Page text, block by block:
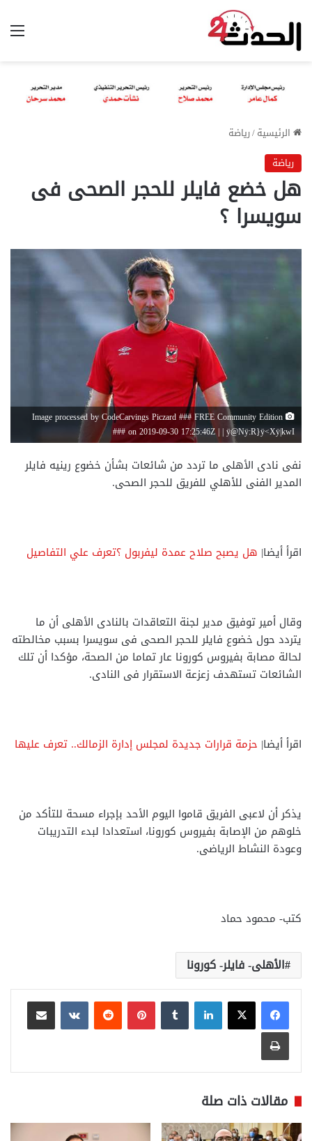
الرئيسية/رياضة
رياضة
هل خضع فايلر للحجر الصحى فى
سويسرا ؟
Image processed by CodeCarvings Piczard ### FREE Community Edition
### on 2019-09-30 17:25:46Z | | ÿ@Nÿ:R}ÿ<Xÿ|kwI
نفى نادى الأهلى ما تردد من شائعات بشأن خضوع رينيه فايلر
المدير الفنى للأهلي للفريق للحجر الصحى.
اقرأ أيضا| هل يصبح صلاح عمدة ليفربول ؟تعرف علي التفاصيل
وقال أمير توفيق مدير لجنة التعاقدات بالنادى الأهلى أن ما
يتردد حول خضوع فايلر للحجر الصحى فى سويسرا بسبب مخالطته
لحالة مصابة بفيروس كورونا عار تماما من الصحة، مؤكدا أن تلك
الشائعات تستهدف زعزعة الاستقرار فى النادى.
اقرأ أيضا| حزمة قرارات جديدة لمجلس إدارة الزمالك.. تعرف عليها
يذكر أن لاعبى الفريق قاموا اليوم الأحد بإجراء مسحة للتأكد من
خلوهم من الإصابة بفيروس كورونا، استعدادا لبدء التدريبات
وعودة النشاط الرياضى.
كتب- محمود حماد
الأهلى- فايلر- كورونا
لينكدإن بينتيريست
مشاركة عبر البريد
طباعة
مقالات ذات صلة